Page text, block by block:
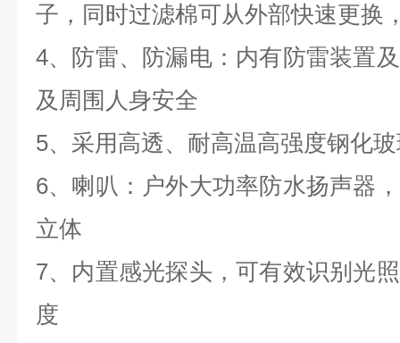
子，同时过滤棉可从外部快速更换
4、防雷、防漏电：内有防雷装置
及周围人身安全
5、采用高透、耐高温高强度钢化
6、喇叭：户外大功率防水扬声器
立体
7、内置感光探头，可有效识别光
度